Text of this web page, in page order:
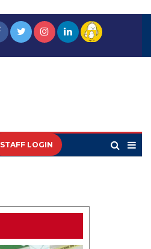
STAFF LOGIN